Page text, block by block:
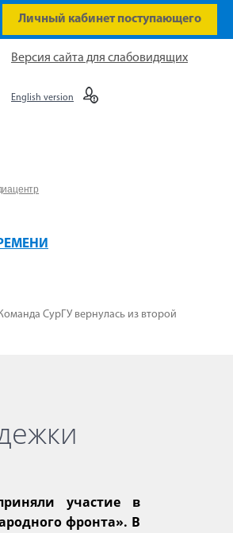
Личный кабинет поступающего
Версия сайта для слабовидящих
English version
СурГУ вернулась из второй
участие в
фронта». В